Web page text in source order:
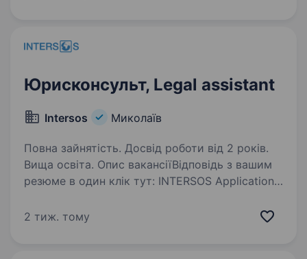
Юрисконсульт, Legal assistant
Intersos Миколаїв
Повна зайнятість. Досвід роботи від 2 років.
Вища освіта. Опис вакансіїВідповідь з вашим
резюме в один клік тут: INTERSOS Application
важливу гуманітарну допомогу? Ви командний
2 тиж. тому